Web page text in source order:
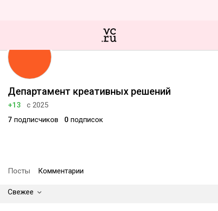
Департамент креативных решений
+13
с 2025
7 подписчиков 0 подписок
Посты Комментарии
Свежее